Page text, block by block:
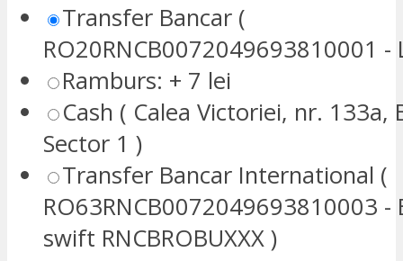
Transfer Bancar (
RO20RNCB0072049693810001 -
Ramburs: + 7 lei
Cash ( Calea Victoriei, nr. 133a,
Sector 1 )
Transfer Bancar International (
RO63RNCB0072049693810003 -
swift RNCBROBUXXX )